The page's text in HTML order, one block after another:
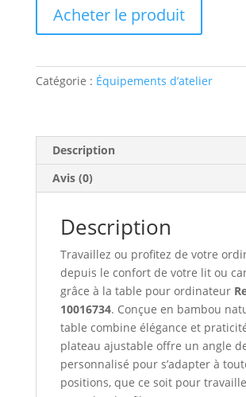
Acheter le produit
Catégorie : Équipements d’atelier
Description
Avis (0)
Description
Travaillez ou profitez de votre
depuis le confort de votre lit ou
grâce à la table pour ordinateur
10016734. Conçue en bambou
table combine élégance et
plateau ajustable offre un angle
personnalisé pour s’adapter à
positions, que ce soit pour